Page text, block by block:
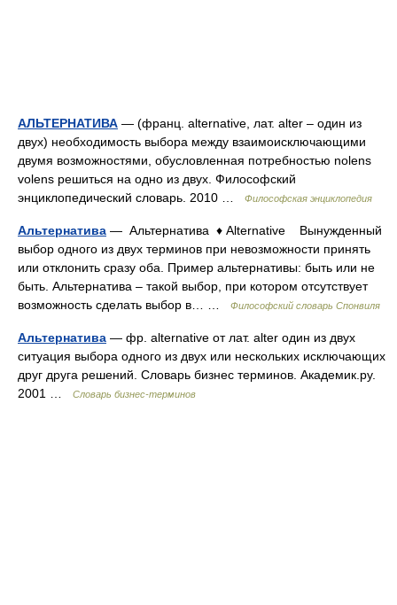
АЛЬТЕРНАТИВА — (франц. alternative, лат. alter – один из
двух) необходимость выбора между взаимоисключающими
двумя возможностями, обусловленная потребностью nolens
volens решиться на одно из двух. Философский
энциклопедический словарь. 2010 …
Философская энциклопедия
Альтернатива — Альтернатива ♦ Alternative Вынужденный
выбор одного из двух терминов при невозможности принять
или отклонить сразу оба. Пример альтернативы: быть или не
быть. Альтернатива – такой выбор, при котором отсутствует
возможность сделать выбор в… …
Философский словарь Спонвиля
Альтернатива — фр. alternative от лат. alter один из двух
ситуация выбора одного из двух или нескольких исключающих
друг друга решений. Словарь бизнес терминов. Академик.ру.
2001 …
Словарь бизнес-терминов